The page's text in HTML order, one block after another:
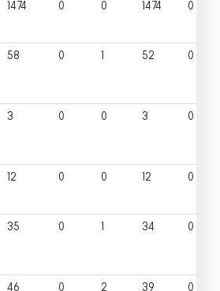
1474 0 0 1474 0
58 0 1 52 0
3 0 0 3 0
12 0 0 12 0
35 0 1 34 0
46 0 2 39 0